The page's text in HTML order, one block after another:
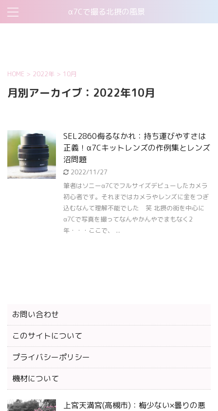
α7Cで撮る北摂の風景
HOME > 2022年 > 10月
月別アーカイブ：2022年10月
SEL2860侮るなかれ：持ち運びやすさは
正義！α7Cキットレンズの作例集とレンズ
沼問題
2022/11/27
筆者はソニーα7Cでフルサイズデビューしたカメラ
初心者です。それまではカメラやレンズに金をつぎ
込むなんて理解不能でした 笑 北摂の街を中心に
α7Cで写真を撮ってなんやかんやでまもなく2
年・・・ここで、 ...
お問い合わせ
このサイトについて
プライバシーポリシー
機材について
上宮天満宮(高槻市)：梅少ない×曇りの悪